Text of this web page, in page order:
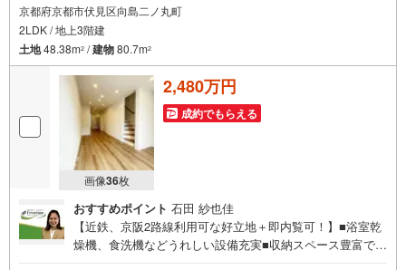
京都府京都市伏見区向島二ノ丸町
2LDK / 地上3階建
土地48.38m2 /建物80.7m2
画像36枚
2,480万円
成約でもらえる
おすすめポイント 石田 紗也佳
【近鉄、京阪2路線利用可な好立地＋即内覧可！】■浴室乾
燥機、食洗機などうれしい設備充実■収納スペース豊富でお